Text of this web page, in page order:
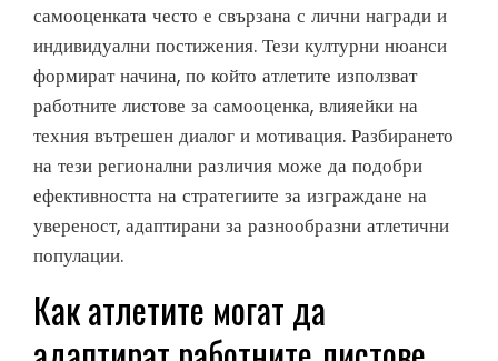
самооценката често е свързана с лични награди и
индивидуални постижения. Тези културни нюанси
формират начина, по който атлетите използват
работните листове за самооценка, влияейки на
техния вътрешен диалог и мотивация. Разбирането
на тези регионални различия може да подобри
ефективността на стратегиите за изграждане на
увереност, адаптирани за разнообразни атлетични
популации.
Как атлетите могат да